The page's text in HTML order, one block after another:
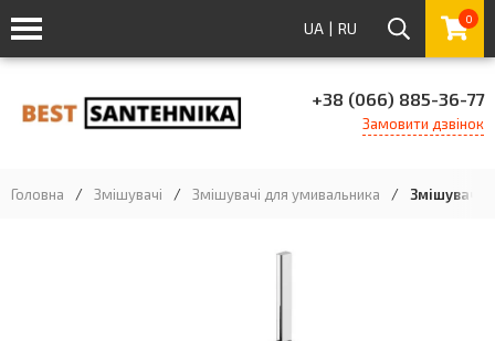
UA | RU 0
+38 (066) 885-36-77
Замовити дзвінок
Головна / Змішувачі / Змішувачі для умивальника / Змішувач